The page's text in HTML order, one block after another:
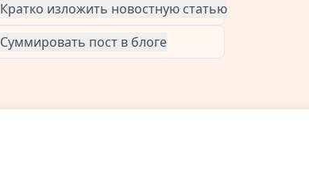
Кратко изложить новостную статью
Суммировать пост в блоге